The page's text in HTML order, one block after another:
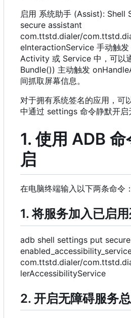
启用 系统助手 (Assist):
secure assistant
com.ttstd.dialer/
eInteractionService 手动触
Activity 或 Service 中，可以
Bundle()) 主动触发
间抓取屏幕信息。
对于拥有系统签名的应用，可
中通过 settings 命令静默开启
1. 使用 ADB
启
在电脑终端输入以下两条命令：
1. 将服务加入已启
adb shell settings put secure
com.ttstd.dialer/
lerAccessibilityService
2. 开启无障碍服务